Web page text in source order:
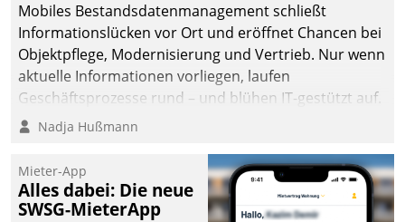
Mobiles Bestandsdatenmanagement schließt
Informationslücken vor Ort und eröffnet Chancen bei
Objektpflege, Modernisierung und Vertrieb. Nur wenn
aktuelle Informationen vorliegen, laufen
Geschäftsprozesse rund – und blühen IT-gestützt auf.
Nadja Hußmann
Mieter-App
Alles dabei: Die neue
SWSG-MieterApp